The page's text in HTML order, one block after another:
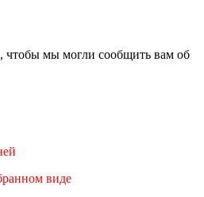
чтобы мы могли сообщить вам об
виде